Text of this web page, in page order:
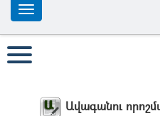
Ավագանու